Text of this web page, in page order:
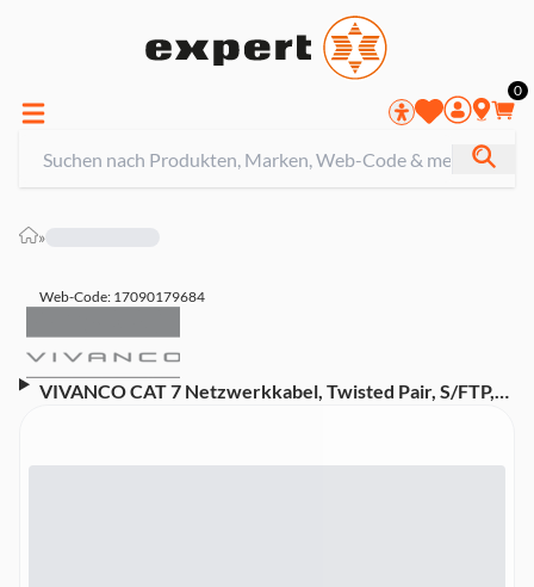
0
»
Web-Code: 17090179684
VIVANCO CAT 7 Netzwerkkabel, Twisted Pair, S/FTP,